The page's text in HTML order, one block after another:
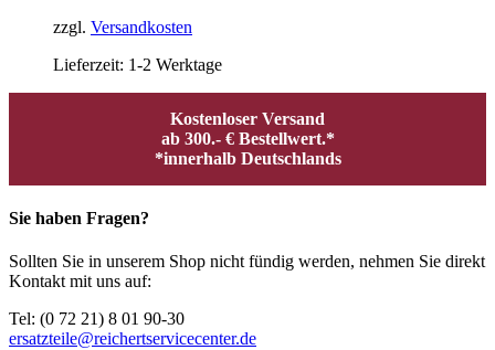
zzgl. Versandkosten
Lieferzeit: 1-2 Werktage
Kostenloser Versand
ab 300.- € Bestellwert.*
*innerhalb Deutschlands
Sie haben Fragen?
Sollten Sie in unserem Shop nicht fündig werden, nehmen Sie direkt
Kontakt mit uns auf:
Tel: (0 72 21) 8 01 90-30
ersatzteile@reichertservicecenter.de